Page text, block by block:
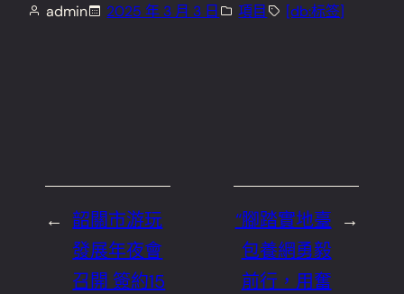
admin 2025 年 3 月 3 日 項目 [db:标签]
← 韶關市游玩
發展年夜會
召開 簽約15
→
“腳踏實地臺
包養網勇毅
前行，用奮